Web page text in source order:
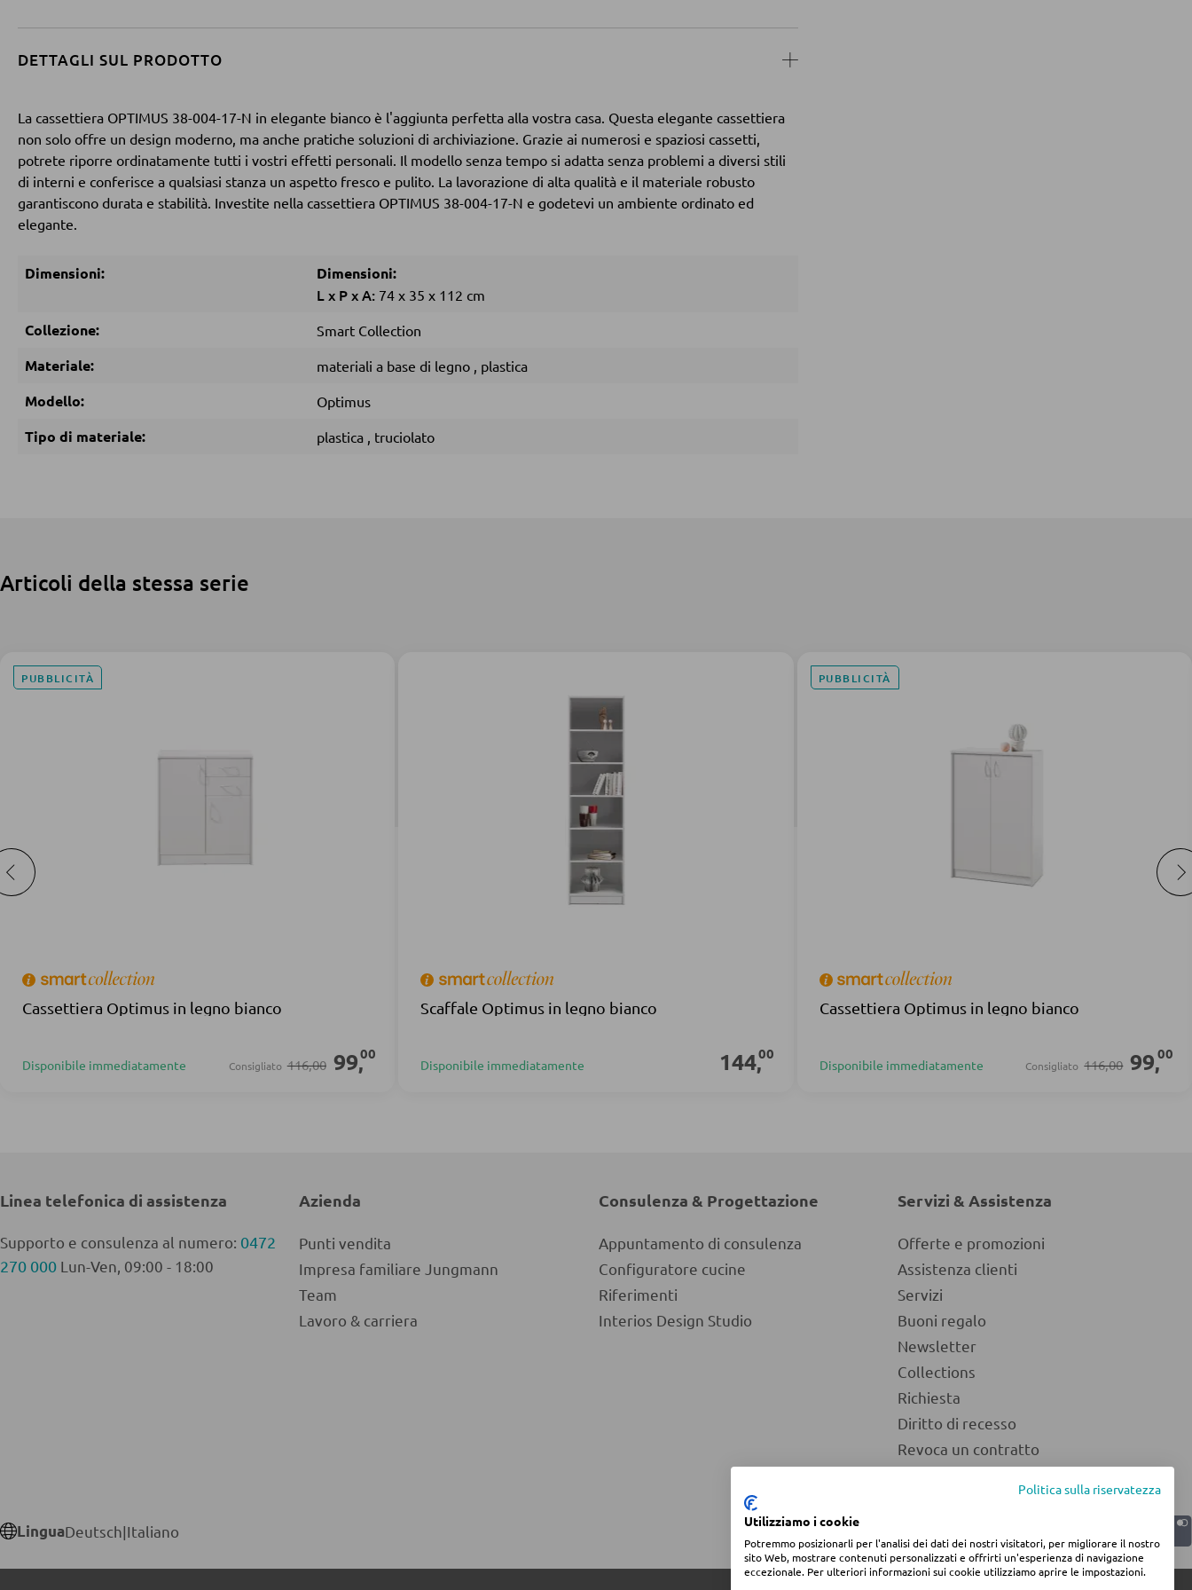
DETTAGLI SUL PRODOTTO
La cassettiera OPTIMUS 38-004-17-N in elegante bianco è l'aggiunta perfetta alla vostra casa. Questa elegante cassettiera
non solo offre un design moderno, ma anche pratiche soluzioni di archiviazione. Grazie ai numerosi e spaziosi cassetti,
potrete riporre ordinatamente tutti i vostri effetti personali. Il modello senza tempo si adatta senza problemi a diversi stili
di interni e conferisce a qualsiasi stanza un aspetto fresco e pulito. La lavorazione di alta qualità e il materiale robusto
garantiscono durata e stabilità. Investite nella cassettiera OPTIMUS 38-004-17-N e godetevi un ambiente ordinato ed
elegante.
Dimensioni: Dimensioni:
Lx PxA: 74 x 35 x 112 cm
Collezione: Smart Collection
Materiale: materiali a base di legno , plastica
Modello: Optimus
Tipo di materiale: plastica , truciolato
Articoli della stessa serie
PUBBLICITÀ
Cassettiera Optimus in legno bianco
Disponibile immediatamente Consigliato 116,00 99,00
Scaffale Optimus in legno bianco
Disponibile immediatamente 144,00
PUBBLICITÀ
Cassettiera Optimus in legno bianco
Disponibile immediatamente Consigliato 116,00 99,00
Linea telefonica di assistenza
Supporto e consulenza al numero: 0472
270 000 Lun-Ven, 09:00 - 18:00
Azienda
Punti vendita
Impresa familiare Jungmann
Team
Lavoro & carriera
Consulenza & Progettazione
Appuntamento di consulenza
Configuratore cucine
Riferimenti
Interios Design Studio
Servizi & Assistenza
Offerte e promozioni
Assistenza clienti
Servizi
Buoni regalo
Newsletter
Collections
Richiesta
Diritto di recesso
Revoca un contratto
LinguaDeutsch|Italiano
Politica sulla riservatezza
Utilizziamo i cookie
Potremmo posizionarli per l'analisi dei dati dei nostri visitatori, per migliorare il nostro
sito Web, mostrare contenuti personalizzati e offrirti un'esperienza di navigazione
eccezionale. Per ulteriori informazioni sui cookie utilizziamo aprire le impostazioni.